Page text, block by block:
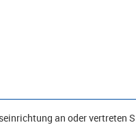
an oder vertreten